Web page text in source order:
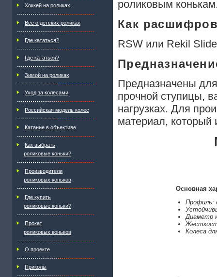
Хоккей на роликах
Все о детских роликах
Где кататься?
Где кататься?
Зимой на роликах
Уход за колесами
Российская модель колес
Катание в объективе
Как выбрать
роликовые коньки?
Производители
роликовых коньков
Где купить
роликовые коньки?
Прокат
роликовых коньков
О проекте
Приколы
роликовым
Как
RSW или Rekil
Предназначены
прочной ступицы,
нагрузках. Для
материал, который
Основная
Профиль:
Диаметр
Колеса